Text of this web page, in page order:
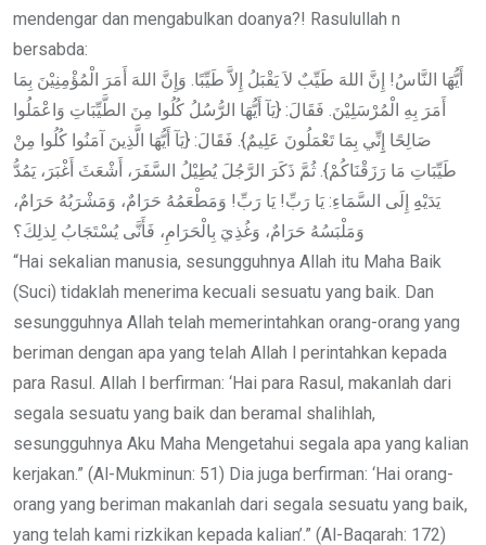
mendengar dan mengabulkan doanya?! Rasulullah n
bersabda:
أَيُّهَا النَّاسُ! إِنَّ اللهَ طَيِّبٌ لاَ يَقْبَلُ إِلاَّ طَيِّبًا. وَإِنَّ اللهَ أَمَرَ الْمُؤْمِنِيْنَ بِمَا
أَمَرَ بِهِ الْمُرْسَلِيْنَ. فَقَالَ: {يَآ أَيُّهَا الرُّسُلُ كُلُوا مِنَ الطَّيِّبَاتِ وَاعْمَلُوا
صَالِحًا إِِنِّي بِمَا تَعْمَلُونَ عَلِيمٌ}. فَقَالَ: {يَآ أَيُّهَا الَّذِينَ آمَنُوا كُلُوا مِنْ
طَيِّبَاتِ مَا رَزَقْنَاكُمْ}. ثُمَّ ذَكَرَ الرَّجُلَ يُطِيْلُ السَّفَرَ، أَشْعَثَ أَغْبَرَ، يَمُدُّ
يَدَيْهِِِ إِلَى السَّمَاءِ: يَا رَبِّ! يَا رَبِّ! وَمَطْعَمُهُ حَرَامٌ، وَمَشْرَبُهُ حَرَامٌ،
وَمَلْبَسُهُ حَرَامٌ، وَغُذِيَ بِالْحَرَامِ، فَأَنَّى يُسْتَجَابُ لِذلِكَ؟
“Hai sekalian manusia, sesungguhnya Allah itu Maha Baik
(Suci) tidaklah menerima kecuali sesuatu yang baik. Dan
sesungguhnya Allah telah memerintahkan orang-orang yang
beriman dengan apa yang telah Allah l perintahkan kepada
para Rasul. Allah l berfirman: ‘Hai para Rasul, makanlah dari
segala sesuatu yang baik dan beramal shalihlah,
sesungguhnya Aku Maha Mengetahui segala apa yang kalian
kerjakan.” (Al-Mukminun: 51) Dia juga berfirman: ‘Hai orang-
orang yang beriman makanlah dari segala sesuatu yang baik,
yang telah kami rizkikan kepada kalian’.” (Al-Baqarah: 172)